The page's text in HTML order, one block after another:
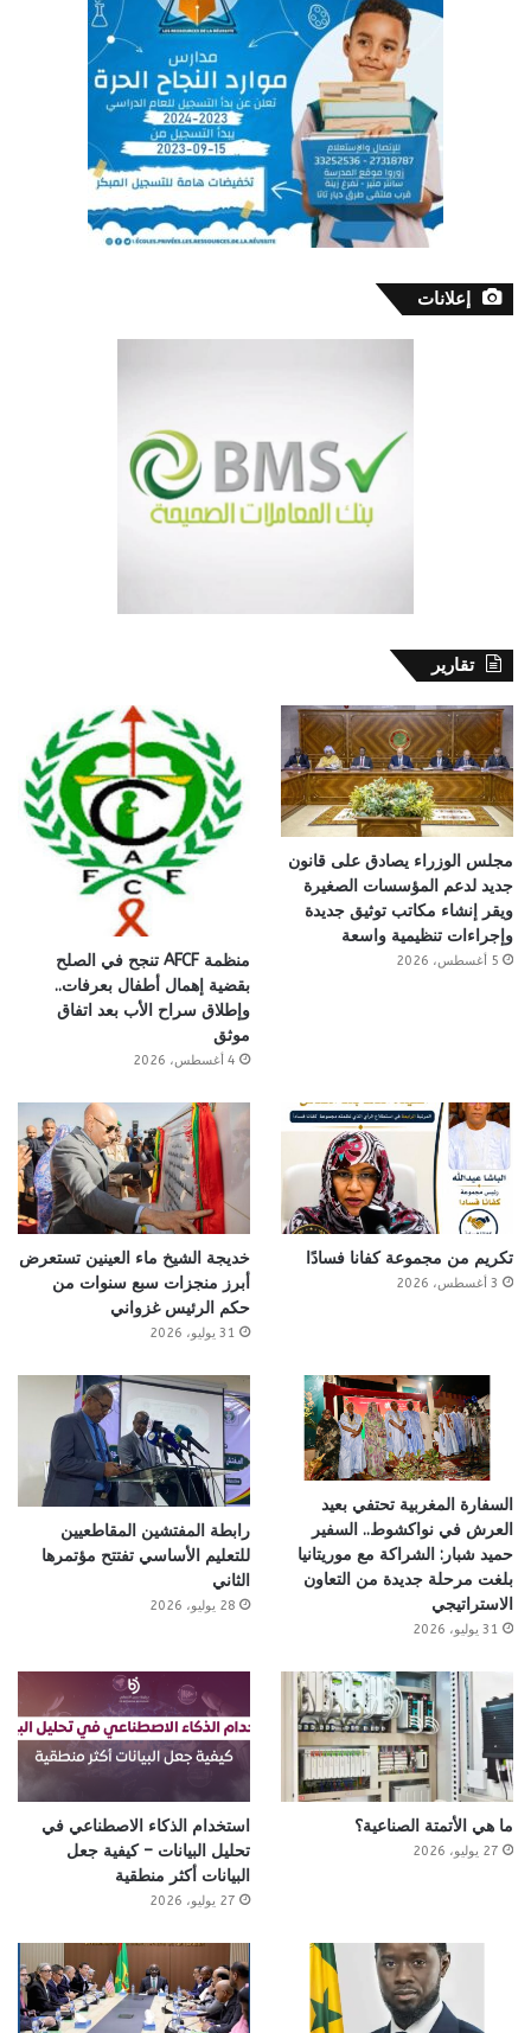
إعلانات
تقارير
مجلس الوزراء يصادق على قانون
جديد لدعم المؤسسات الصغيرة
ويقر إنشاء مكاتب توثيق جديدة
وإجراءات تنظيمية واسعة
5 أغسطس، 2026
منظمة AFCF تنجح في الصلح
بقضية إهمال أطفال بعرفات..
وإطلاق سراح الأب بعد اتفاق
موثق
4 أغسطس، 2026
تكريم من مجموعة كفانا فسادًا
3 أغسطس، 2026
خديجة الشيخ ماء العينين تستعرض
أبرز منجزات سبع سنوات من
حكم الرئيس غزواني
31 يوليو، 2026
السفارة المغربية تحتفي بعيد
العرش في نواكشوط.. السفير
حميد شبار: الشراكة مع موريتانيا
بلغت مرحلة جديدة من التعاون
الاستراتيجي
31 يوليو، 2026
رابطة المفتشين المقاطعيين
للتعليم الأساسي تفتتح مؤتمرها
الثاني
28 يوليو، 2026
ما هي الأتمتة الصناعية؟
27 يوليو، 2026
استخدام الذكاء الاصطناعي في
تحليل البيانات – كيفية جعل
البيانات أكثر منطقية
27 يوليو، 2026